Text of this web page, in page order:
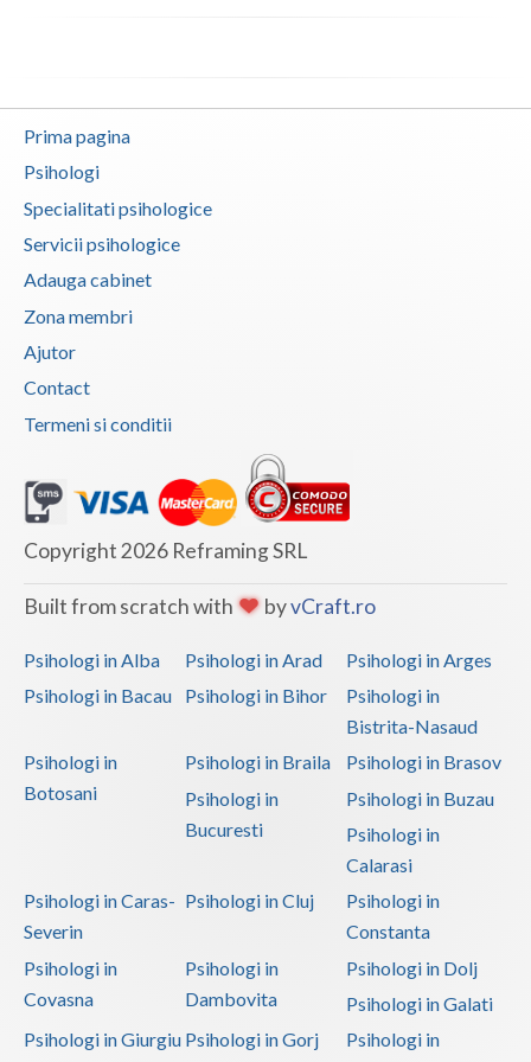
Psihoterapie - Interventie psihoterapeutica in ... (1)
Psihoterapie - Interventie psihoterapeutica in ... (1)
Psihoterapie, asistenta si consultanta psihologica (1)
Psihoterapie- Interventie psihoterapeutica in b... (1)
Prima pagina
Psihologi
Specialitati psihologice
Servicii psihologice
Adauga cabinet
Zona membri
Ajutor
Contact
Termeni si conditii
Copyright 2026 Reframing SRL
Built from scratch with byvCraft.ro
Psihologi in Alba Psihologi in Arad
Psihologi in Arges
Psihologi in Bacau
Psihologi in Bihor
Psihologi in
Bistrita-Nasaud
Psihologi in
Botosani
Psihologi in Braila
Psihologi in Brasov
Psihologi in
Bucuresti
Psihologi in Buzau
Psihologi in
Calarasi
Psihologi in Caras-
Severin
Psihologi in Cluj
Psihologi in
Constanta
Psihologi in
Covasna
Psihologi in
Dambovita
Psihologi in Dolj
Psihologi in Galati
Psihologi in Giurgiu Psihologi in Gorj
Psihologi in